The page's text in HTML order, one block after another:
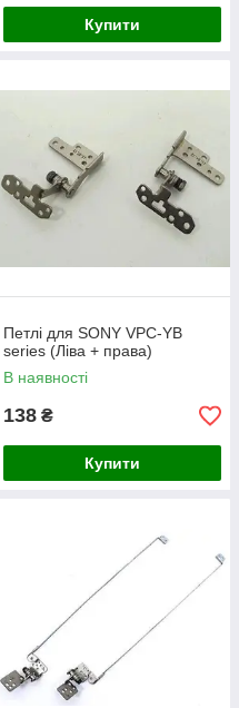
Купити
Петлі для SONY VPC-YB
series (Ліва + права)
В наявності
138 ₴
Купити